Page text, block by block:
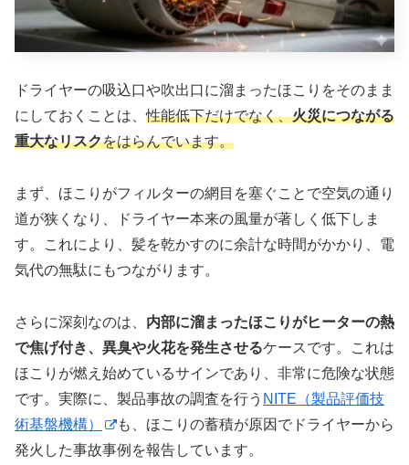
ドライヤーの吸込口や吹出口に溜まったほこりをそのまま
にしておくことは、性能低下だけでなく、火災につながる
重大なリスクをはらんでいます。
まず、ほこりがフィルターの網目を塞ぐことで空気の通り
道が狭くなり、ドライヤー本来の風量が著しく低下しま
す。これにより、髪を乾かすのに余計な時間がかかり、電
気代の無駄にもつながります。
さらに深刻なのは、 内部に溜まったほこりがヒーターの熱
で焦げ付き、異臭や火花を発生させるケースです。これは
ほこりが燃え始めているサインであり、非常に危険な状態
です。実際に、製品事故の調査を行う NITE（製品評価技
術基盤機構）
も、ほこりの蓄積が原因でドライヤーから
発火した事故事例を報告しています。